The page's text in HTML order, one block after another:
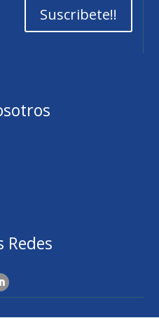
Suscribete!!
Redes